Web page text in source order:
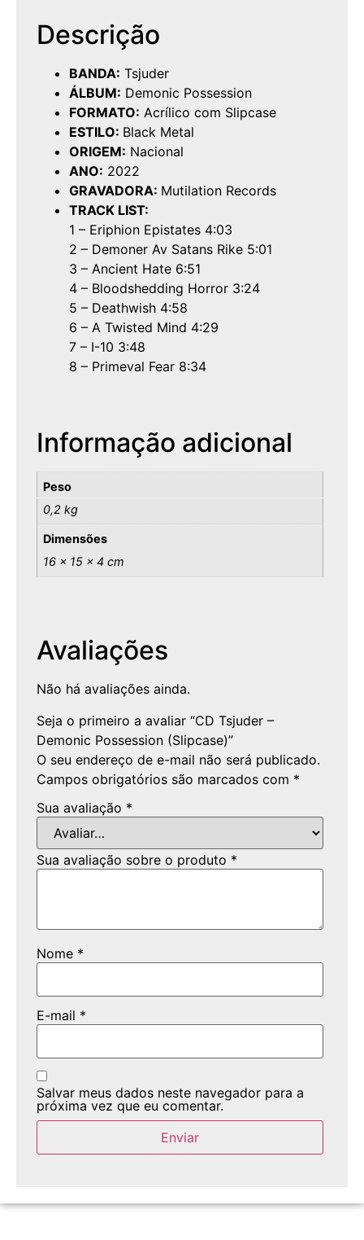
Descrição
BANDA: Tsjuder
ÁLBUM: Demonic Possession
FORMATO: Acrílico com Slipcase
ESTILO: Black Metal
ORIGEM: Nacional
ANO: 2022
GRAVADORA: Mutilation Records
TRACK LIST:
1 – Eriphion Epistates 4:03
2 – Demoner Av Satans Rike 5:01
3 – Ancient Hate 6:51
4 – Bloodshedding Horror 3:24
5 – Deathwish 4:58
6 – A Twisted Mind 4:29
7 – I-10 3:48
8 – Primeval Fear 8:34
Informação adicional
Peso
0,2 kg
Dimensões
16 × 15 × 4 cm
Avaliações
Não há avaliações ainda.
Seja o primeiro a avaliar “CD Tsjuder –
Demonic Possession (Slipcase)”
O seu endereço de e-mail não será publicado.
Campos obrigatórios são marcados com *
Sua avaliação *
Sua avaliação sobre o produto *
Nome *
E-mail *
Salvar meus dados neste navegador para a
próxima vez que eu comentar.